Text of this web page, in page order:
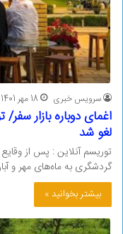
سرویس خبری 18 مهر 1401
اغمای دوباره بازار
لغو شد
گردشگری به ماه‌های مهر و
بیشتر بخوانید »